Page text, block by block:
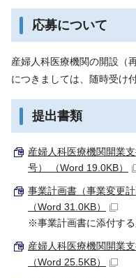
応募について
産婦人科医療機関の開設（
につきましては、随時受け
提出書類
産婦人科医療機関開業
号） （Word 19.0KB）
事業計画書（事業変更
（Word 31.0KB）
※事業計画書に添付す
産婦人科医療機関開業
（Word 25.5KB）